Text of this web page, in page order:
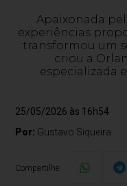
Apaixonada
experiências
transformou um
criou a
especializada
25/05/2026 às 16h54
Por: Gustavo Siqueira
Compartilhe: